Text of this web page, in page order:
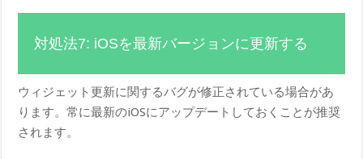
対処法7: iOSを最新バージョンに更新する
ウィジェット更新に関するバグが修正されている場合があ
ります。常に最新のiOSにアップデートしておくことが推奨
されます。